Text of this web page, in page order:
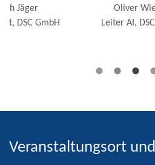
Leiter AI, DSC GmbH
Veranstaltungsort